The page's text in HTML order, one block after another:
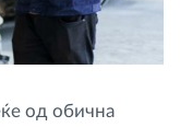
од обична